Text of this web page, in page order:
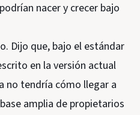
nacer y crecer bajo
Dijo que, bajo el estándar
en la versión actual
no tendría cómo llegar a
amplia de propietarios